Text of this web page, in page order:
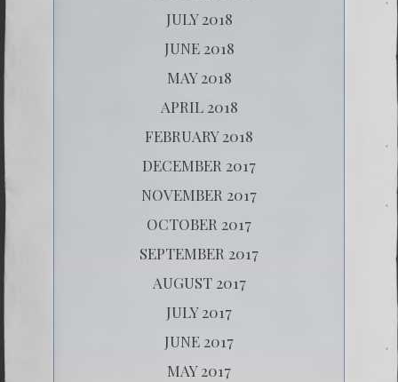
JULY 2018
JUNE 2018
MAY 2018
APRIL 2018
FEBRUARY 2018
DECEMBER 2017
NOVEMBER 2017
OCTOBER 2017
SEPTEMBER 2017
AUGUST 2017
JULY 2017
JUNE 2017
MAY 2017